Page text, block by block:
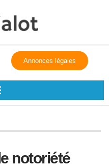
Annonces légales
notoriété